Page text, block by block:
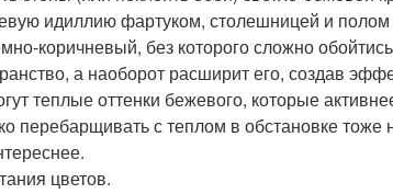
идиллию фартуком, столешницей и полом
коричневый, без которого сложно
а наоборот расширит его, создав
теплые оттенки бежевого, которые
с теплом в обстановке тоже
цветов.